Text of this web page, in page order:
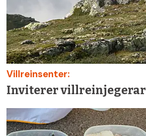
Villreinsenter:
Inviterer